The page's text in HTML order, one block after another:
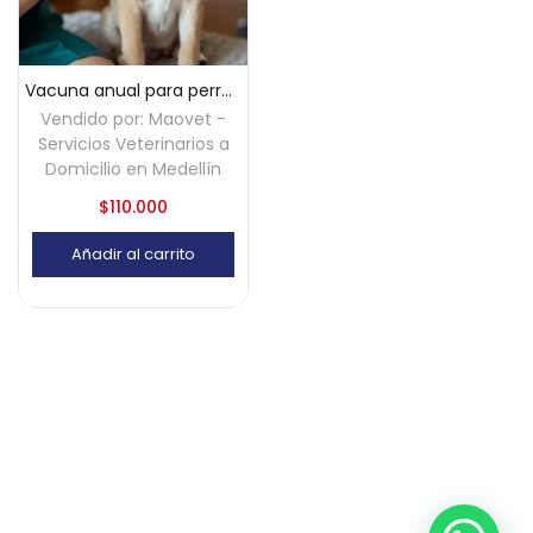
Vacuna anual para perros (hexavalente) a domicilio en Medellín
Vendido por: Maovet -
Servicios Veterinarios a
Domicilio en Medellín
$110.000
Añadir al carrito